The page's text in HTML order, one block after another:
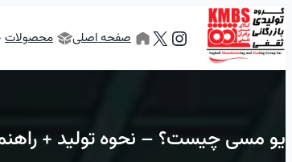
رفتن
به
محتوا
Instagram
X صفحه اصلی محصولات
یو مسی چیست؟ – نحوه تولید +